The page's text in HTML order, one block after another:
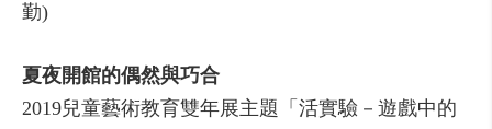
勤)
夏夜開館的偶然與巧合
2019兒童藝術教育雙年展主題「活實驗－遊戲中的